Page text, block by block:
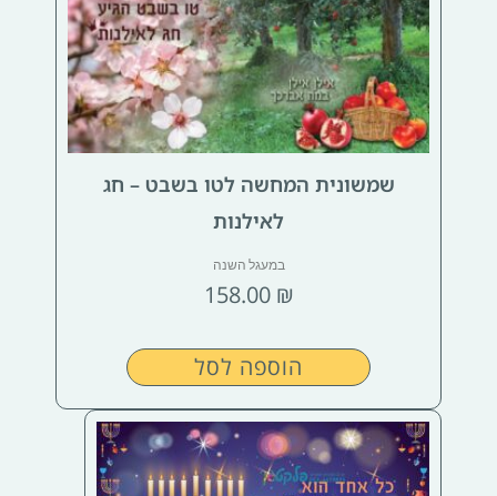
שמשונית המחשה לטו בשבט – חג
לאילנות
במעגל השנה
158.00 ₪
הוספה לסל